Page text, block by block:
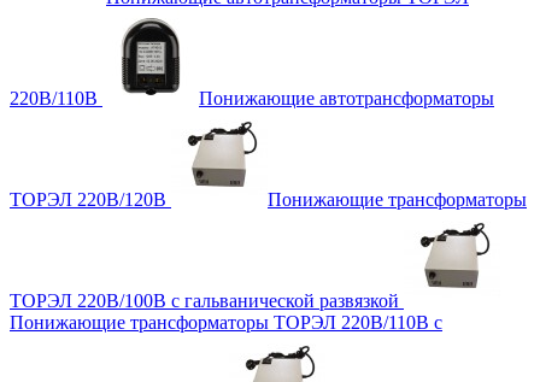
220В/110В Понижающие автотрансформаторы
ТОРЭЛ 220В/120В Понижающие трансформаторы
ТОРЭЛ 220В/100В с гальванической развязкой
Понижающие трансформаторы ТОРЭЛ 220В/110В с